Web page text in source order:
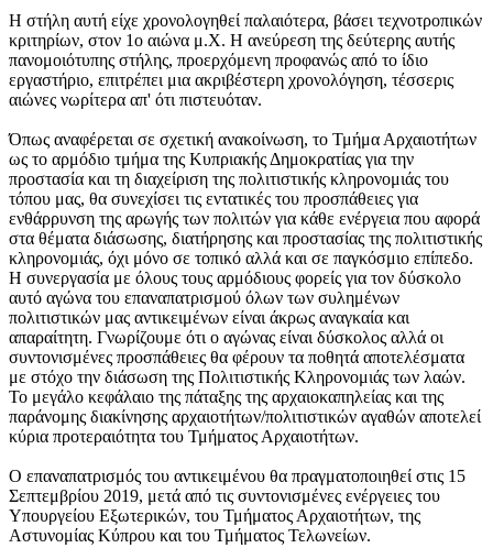
Η στήλη αυτή είχε χρονολογηθεί παλαιότερα, βάσει τεχνοτροπικών
κριτηρίων, στον 1ο αιώνα μ.Χ. Η ανεύρεση της δεύτερης αυτής
πανομοιότυπης στήλης, προερχόμενη προφανώς από το ίδιο
εργαστήριο, επιτρέπει μια ακριβέστερη χρονολόγηση, τέσσερις
αιώνες νωρίτερα απ' ότι πιστευόταν.
Όπως αναφέρεται σε σχετική ανακοίνωση, το Τμήμα Αρχαιοτήτων
ως το αρμόδιο τμήμα της Κυπριακής Δημοκρατίας για την
προστασία και τη διαχείριση της πολιτιστικής κληρονομιάς του
τόπου μας, θα συνεχίσει τις εντατικές του προσπάθειες για
ενθάρρυνση της αρωγής των πολιτών για κάθε ενέργεια που αφορά
στα θέματα διάσωσης, διατήρησης και προστασίας της πολιτιστικής
κληρονομιάς, όχι μόνο σε τοπικό αλλά και σε παγκόσμιο επίπεδο.
Η συνεργασία με όλους τους αρμόδιους φορείς για τον δύσκολο
αυτό αγώνα του επαναπατρισμού όλων των συλημένων
πολιτιστικών μας αντικειμένων είναι άκρως αναγκαία και
απαραίτητη. Γνωρίζουμε ότι ο αγώνας είναι δύσκολος αλλά οι
συντονισμένες προσπάθειες θα φέρουν τα ποθητά αποτελέσματα
με στόχο την διάσωση της Πολιτιστικής Κληρονομιάς των λαών.
Το μεγάλο κεφάλαιο της πάταξης της αρχαιοκαπηλείας και της
παράνομης διακίνησης αρχαιοτήτων/πολιτιστικών αγαθών αποτελεί
κύρια προτεραιότητα του Τμήματος Αρχαιοτήτων.
Ο επαναπατρισμός του αντικειμένου θα πραγματοποιηθεί στις 15
Σεπτεμβρίου 2019, μετά από τις συντονισμένες ενέργειες του
Υπουργείου Εξωτερικών, του Τμήματος Αρχαιοτήτων, της
Αστυνομίας Κύπρου και του Τμήματος Τελωνείων.